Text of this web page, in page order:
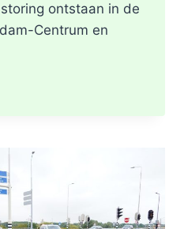
ontstaan in de
Centrum en